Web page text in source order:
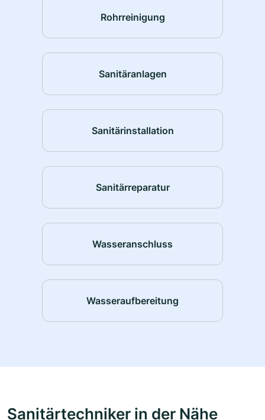
Rohrreinigung
Sanitäranlagen
Sanitärinstallation
Sanitärreparatur
Wasseranschluss
Wasseraufbereitung
Sanitärtechniker in der Nähe